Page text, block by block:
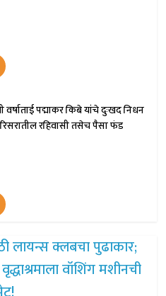
वर्षाताई पद्माकर किबे यांचे दुःखद निधन
रहिवासी तसेच पैसा फंड